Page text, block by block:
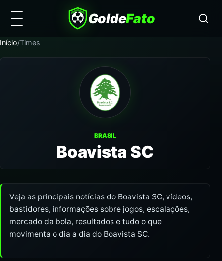
GoldeFato
Início/Times
BRASIL
Boavista SC
Veja as principais notícias do Boavista SC, vídeos,
bastidores, informações sobre jogos, escalações,
mercado da bola, resultados e tudo o que
movimenta o dia a dia do Boavista SC.